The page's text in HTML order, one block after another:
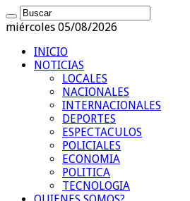
miércoles 05/08/2026
INICIO
NOTICIAS
LOCALES
NACIONALES
INTERNACIONALES
DEPORTES
ESPECTACULOS
POLICIALES
ECONOMIA
POLITICA
TECNOLOGIA